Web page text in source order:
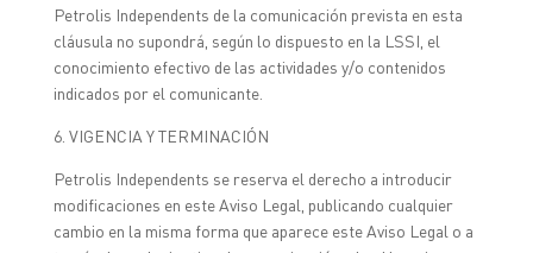
Petrolis Independents de la comunicación prevista en esta
cláusula no supondrá, según lo dispuesto en la LSSI, el
conocimiento efectivo de las actividades y/o contenidos
indicados por el comunicante.
6. VIGENCIA Y TERMINACIÓN
Petrolis Independents se reserva el derecho a introducir
modificaciones en este Aviso Legal, publicando cualquier
cambio en la misma forma que aparece este Aviso Legal o a